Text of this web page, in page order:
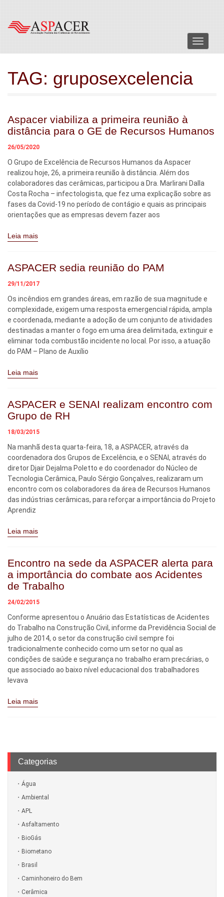
Menu
TAG: gruposexcelencia
Aspacer viabiliza a primeira reunião à
distância para o GE de Recursos Humanos
26/05/2020
O Grupo de Excelência de Recursos Humanos da Aspacer
realizou hoje, 26, a primeira reunião à distância. Além dos
colaboradores das cerâmicas, participou a Dra. Marlirani Dalla
Costa Rocha – infectologista, que fez uma explicação sobre as
fases da Covid-19 no período de contágio e quais as principais
orientações que as empresas devem fazer aos
Leia mais
ASPACER sedia reunião do PAM
29/11/2017
Os incêndios em grandes áreas, em razão de sua magnitude e
complexidade, exigem uma resposta emergencial rápida, ampla
e coordenada, mediante a adoção de um conjunto de atividades
destinadas a manter o fogo em uma área delimitada, extinguir e
eliminar toda combustão incidente no local. Por isso, a atuação
do PAM – Plano de Auxílio
Leia mais
ASPACER e SENAI realizam encontro com
Grupo de RH
18/03/2015
Na manhã desta quarta-feira, 18, a ASPACER, através da
coordenadora dos Grupos de Excelência, e o SENAI, através do
diretor Djair Dejalma Poletto e do coordenador do Núcleo de
Tecnologia Cerâmica, Paulo Sérgio Gonçalves, realizaram um
encontro com os colaboradores da área de Recursos Humanos
das indústrias cerâmicas, para reforçar a importância do Projeto
Aprendiz
Leia mais
Encontro na sede da ASPACER alerta para
a importância do combate aos Acidentes
de Trabalho
24/02/2015
Conforme apresentou o Anuário das Estatísticas de Acidentes
do Trabalho na Construção Civil, informe da Previdência Social de
julho de 2014, o setor da construção civil sempre foi
tradicionalmente conhecido como um setor no qual as
condições de saúde e segurança no trabalho eram precárias, o
que associado ao baixo nível educacional dos trabalhadores
levava
Leia mais
Categorias
Água
Ambiental
APL
Asfaltamento
BioGás
Biometano
Brasil
Caminhoneiro do Bem
Cerâmica